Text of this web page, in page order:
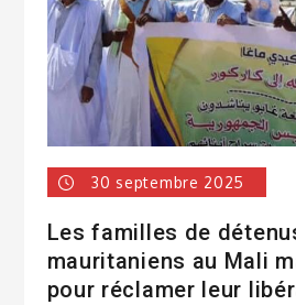
30 septembre 2025
Les familles de
mauritaniens au Mali
pour réclamer leur